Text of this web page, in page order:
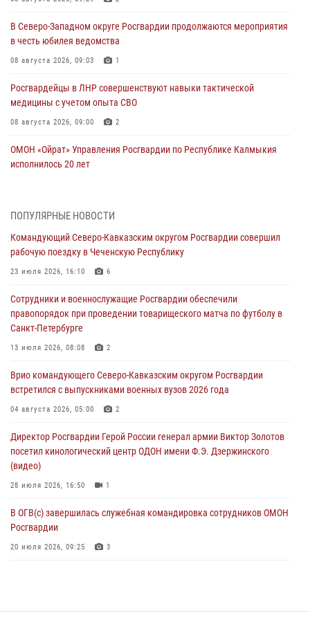
В Северо-Западном округе Росгвардии продолжаются мероприятия
в честь юбилея ведомства
08 августа 2026, 09:03 1
Росгвардейцы в ЛНР совершенствуют навыки тактической
медицины с учетом опыта СВО
08 августа 2026, 09:00 2
ОМОН «Ойрат» Управления Росгвардии по Республике Калмыкия
исполнилось 20 лет
Росгвардейцы обеспечили безопасность «Поезда Победы» в
08 августа 2026, 07:00
Военнослужащие Софринской бригады Росгвардии встретились с
дорогой к Победе в СВО» (видео)
08 августа 2026, 07:00 2
В Кабардино-Балкарии сотрудники Росгвардии провели турнир по
08 августа 2026, 07:00
В Москве росгвардейцы оказали помощь медикам и девушке с
08 августа 2026, 06:32 1
ПОПУЛЯРНЫЕ НОВОСТИ
Командующий Северо-Кавказским округом Росгвардии совершил
рабочую поездку в Чеченскую Республику
23 июля 2026, 16:10 6
Сотрудники и военнослужащие Росгвардии обеспечили
правопорядок при проведении товарищеского матча по футболу в
Санкт-Петербурге
13 июля 2026, 08:08 2
Врио командующего Северо-Кавказским округом Росгвардии
встретился с выпускниками военных вузов 2026 года
04 августа 2026, 05:00 2
Директор Росгвардии Герой России генерал армии Виктор Золотов
посетил кинологический центр ОДОН имени Ф.Э. Дзержинского
(видео)
28 июля 2026, 16:50 1
В ОГВ(с) завершилась служебная командировка сотрудников ОМОН
Росгвардии
20 июля 2026, 09:25 3